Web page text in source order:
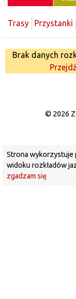
Trasy Przystanki
Brak danych
© 2026
Strona wykorzystuje
widoku rozkładów
zgadzam się